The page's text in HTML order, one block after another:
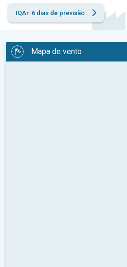
IQAr: 6 dias de previsão
Mapa de vento